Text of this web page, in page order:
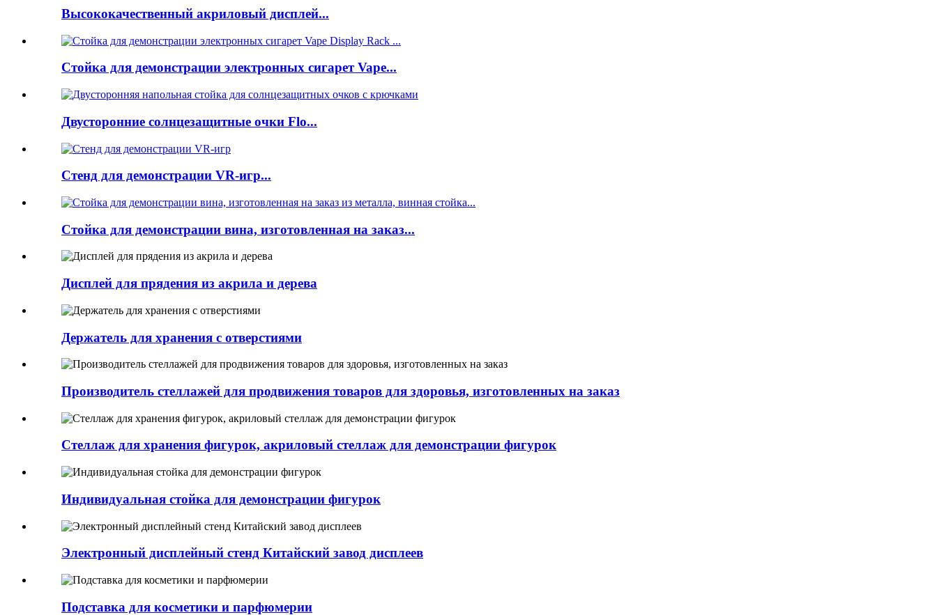
Высококачественный акриловый дисплей...
Стойка для демонстрации электронных сигарет Vape...
Двусторонние солнцезащитные очки Flo...
Стенд для демонстрации VR-игр...
Стойка для демонстрации вина, изготовленная на заказ...
Дисплей для прядения из акрила и дерева
Держатель для хранения с отверстиями
Производитель стеллажей для продвижения товаров для здоровья, изготовленных на заказ
Стеллаж для хранения фигурок, акриловый стеллаж для демонстрации фигурок
Индивидуальная стойка для демонстрации фигурок
Электронный дисплейный стенд Китайский завод дисплеев
Подставка для косметики и парфюмерии